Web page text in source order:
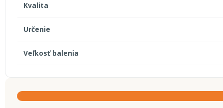
Kvalita
Určenie
Veľkosť balenia